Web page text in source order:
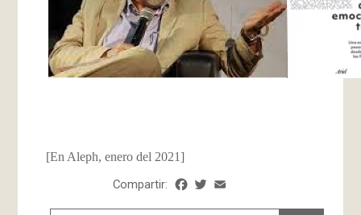
[En Aleph, enero del 2021]
Compartir: Facebook
Twitter